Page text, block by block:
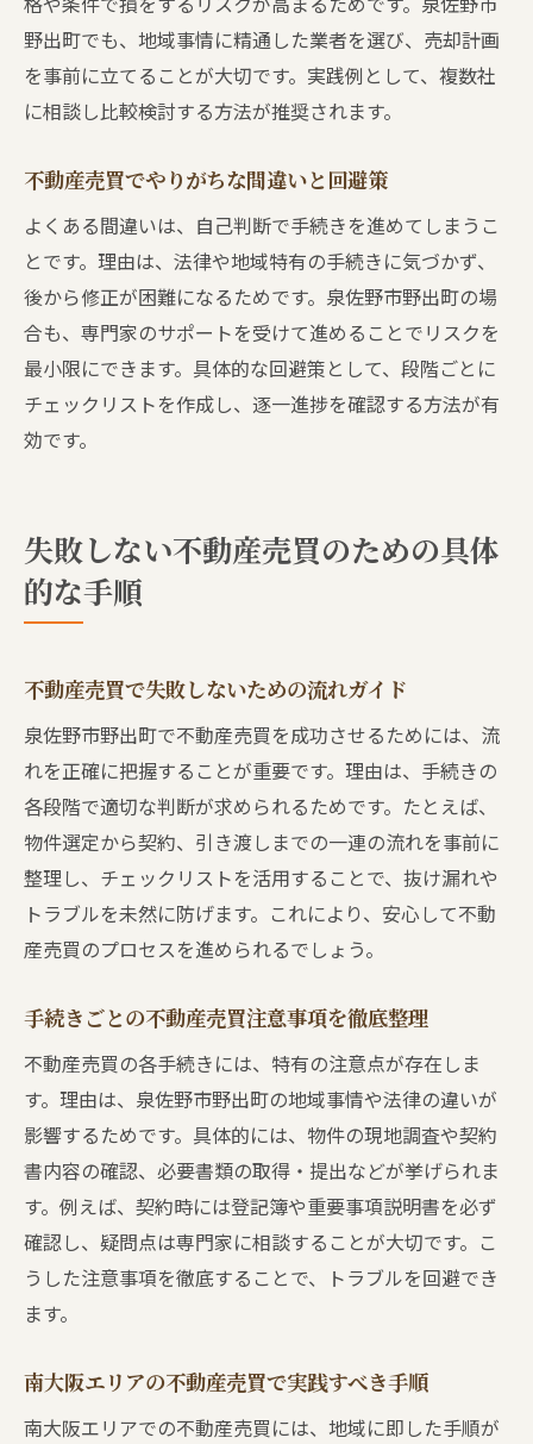
野出町でも、地域事情に精通した業者を選び、売却計画
を事前に立てることが大切です。実践例として、複数社
に相談し比較検討する方法が推奨されます。
不動産売買でやりがちな間違いと回避策
よくある間違いは、自己判断で手続きを進めてしまうこ
とです。理由は、法律や地域特有の手続きに気づかず、
後から修正が困難になるためです。泉佐野市野出町の場
合も、専門家のサポートを受けて進めることでリスクを
最小限にできます。具体的な回避策として、段階ごとに
チェックリストを作成し、逐一進捗を確認する方法が有
効です。
失敗しない不動産売買のための具体
的な手順
不動産売買で失敗しないための流れガイド
泉佐野市野出町で不動産売買を成功させるためには、流
れを正確に把握することが重要です。理由は、手続きの
各段階で適切な判断が求められるためです。たとえば、
物件選定から契約、引き渡しまでの一連の流れを事前に
整理し、チェックリストを活用することで、抜け漏れや
トラブルを未然に防げます。これにより、安心して不動
産売買のプロセスを進められるでしょう。
手続きごとの不動産売買注意事項を徹底整理
不動産売買の各手続きには、特有の注意点が存在しま
す。理由は、泉佐野市野出町の地域事情や法律の違いが
影響するためです。具体的には、物件の現地調査や契約
書内容の確認、必要書類の取得・提出などが挙げられま
す。例えば、契約時には登記簿や重要事項説明書を必ず
確認し、疑問点は専門家に相談することが大切です。こ
うした注意事項を徹底することで、トラブルを回避でき
ます。
南大阪エリアの不動産売買で実践すべき手順
南大阪エリアでの不動産売買には、地域に即した手順が